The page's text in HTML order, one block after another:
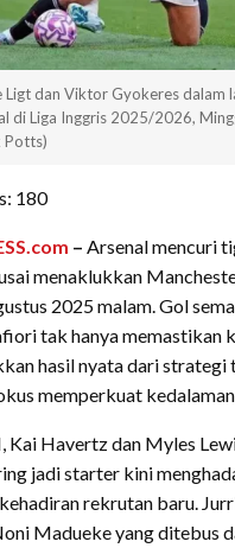
dan Viktor Gyokeres dalam
di Liga Inggris 2025/2026,
Potts)
180
– Arsenal mencuri
menaklukkan
2025 malam. Gol
tak hanya memastikan
hasil nyata dari
memperkuat kedalaman
Kai Havertz dan Myles
jadi starter kini
rekrutan baru.
Madueke yang ditebus